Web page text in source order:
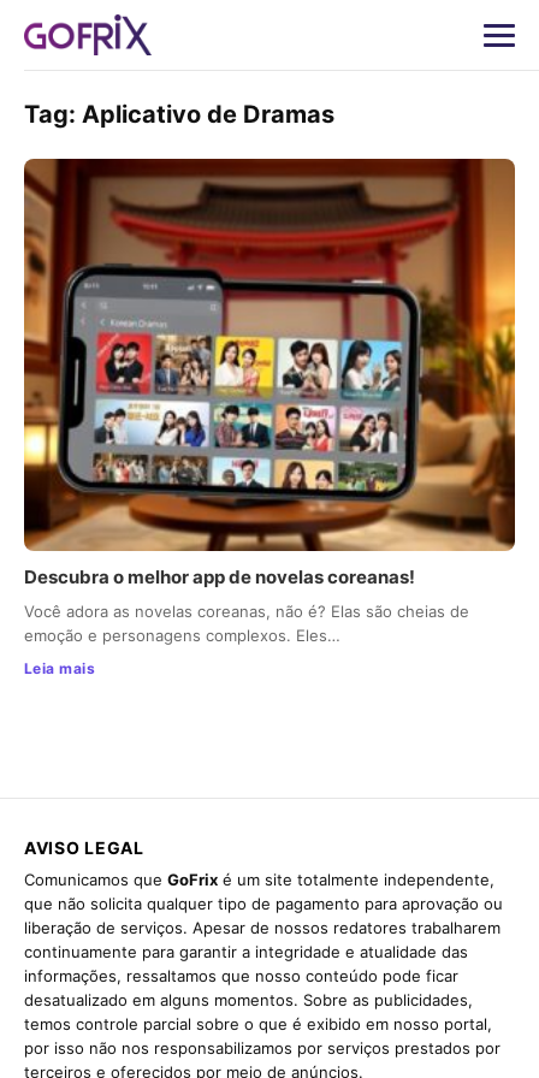
Tag: Aplicativo de Dramas
Descubra o melhor app de novelas coreanas!
Você adora as novelas coreanas, não é? Elas são cheias de
emoção e personagens complexos. Eles…
Leia mais
AVISO LEGAL
Comunicamos que GoFrix é um site totalmente independente,
que não solicita qualquer tipo de pagamento para aprovação ou
liberação de serviços. Apesar de nossos redatores trabalharem
continuamente para garantir a integridade e atualidade das
informações, ressaltamos que nosso conteúdo pode ficar
desatualizado em alguns momentos. Sobre as publicidades,
temos controle parcial sobre o que é exibido em nosso portal,
por isso não nos responsabilizamos por serviços prestados por
terceiros e oferecidos por meio de anúncios.